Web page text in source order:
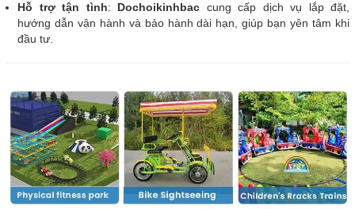
Hỗ trợ tận tình: Dochoikinhbac cung cấp dịch vụ lắp đặt,
hướng dẫn vận hành và bảo hành dài hạn, giúp bạn yên tâm khi
đầu tư.